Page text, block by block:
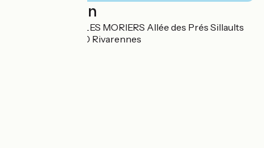
Localisation
SARL COTTAGE LES MORIERS Allée des Prés Sillaults
Les Moriers 37190 Rivarennes